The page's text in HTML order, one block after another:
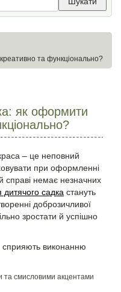
та функціонально?
як оформити
– це неповний
при оформленні
справі немає незначних
дитячого садка стануть
доброзичливої
зростати й успішно
сприяють виконанню
та смисловими акцентами